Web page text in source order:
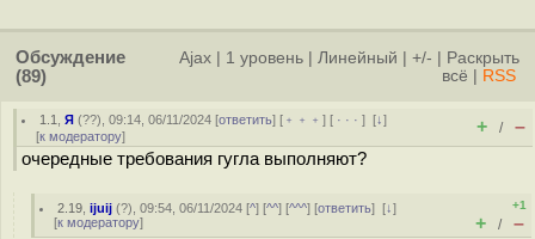
Обсуждение
(89)
Ajax 1 уровень Линейный +/-
Раскрыть
всё
RSS
1.1 ,Я (??), 09:14, 06/11/2024 [ответить] [ ﹢﹢﹢] [ · · ·][↓]
[к модератору] + / –
очередные требования гугла выполняют?
2.19 ,ijuij (?), 09:54, 06/11/2024 [^] [^^] [^^^] [ответить][↓]
[к модератору]
+1
+ / –